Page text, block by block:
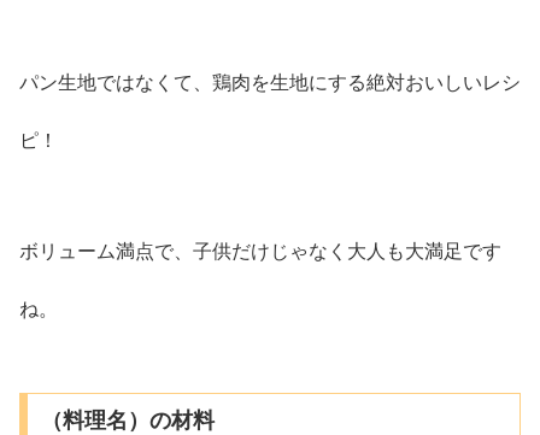
パン生地ではなくて、鶏肉を生地にする絶対おいしいレシ
ピ！
ボリューム満点で、子供だけじゃなく大人も大満足です
ね。
（料理名）の材料